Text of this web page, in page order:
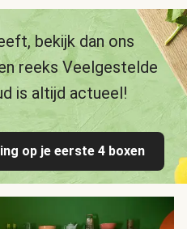
bekijk dan ons
reeks Veelgestelde
is altijd actueel!
op je eerste 4 boxen